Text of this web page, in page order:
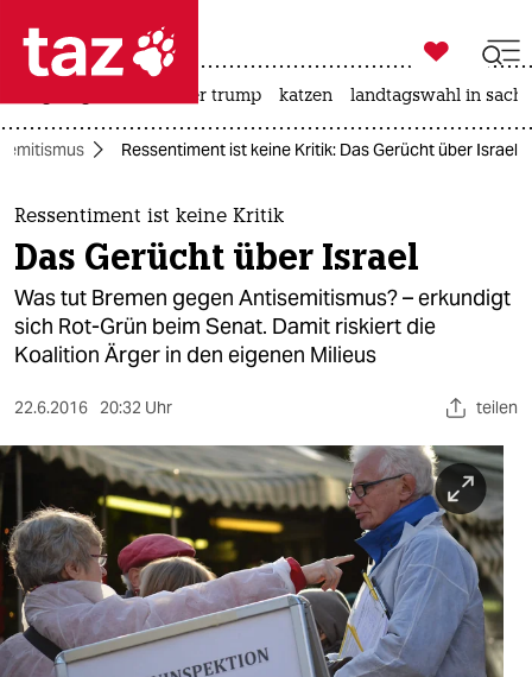
 taz zahl ich
taz zahl ich
themen
politik
öko
gesellschaft
berlin
nord
wahrheit

taz zahl ich
usa unter trump katzen landtagswahl in
Ressentiment ist keine Kritik: Das Gerücht über Israel
Ressentiment ist keine Kritik
Das Gerücht über Israel
Was tut Bremen gegen Antisemitismus? – erkundigt
sich Rot-Grün beim Senat. Damit riskiert die
Koalition Ärger in den eigenen Milieus
22.6.2016 20:32 Uhr teilen